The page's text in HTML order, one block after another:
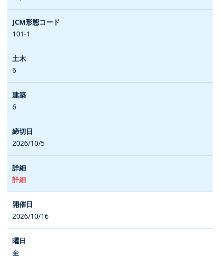
101-1
6
6
2026/10/5
詳細
2026/10/16
金